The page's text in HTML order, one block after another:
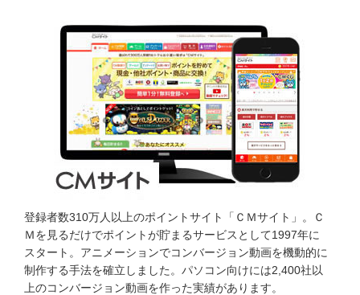
登録者数310万人以上のポイントサイト「ＣＭサイト」。Ｃ
Ｍを見るだけでポイントが貯まるサービスとして1997年に
スタート。アニメーションでコンバージョン動画を機動的に
制作する手法を確立しました。パソコン向けには2,400社以
上のコンバージョン動画を作った実績があります。